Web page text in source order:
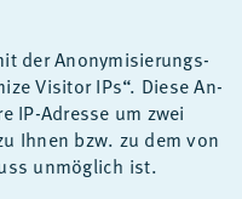
der An­ony­mi­sie­rungs­
Vi­si­tor IPs“. Die­se An­
IP-Adres­se um zwei
Ih­nen bzw. zu dem von
un­mög­lich ist.